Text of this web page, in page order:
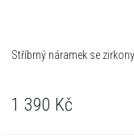
Stříbrný náramek se
1 390 Kč